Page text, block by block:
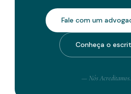
Fale com um
Conheça o
— Nós